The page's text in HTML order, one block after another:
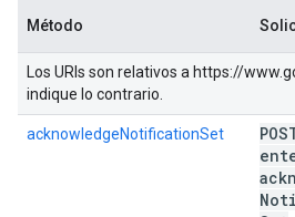
Método
Los URIs son relativos a https://
indique lo contrario.
acknowledgeNotificationSet